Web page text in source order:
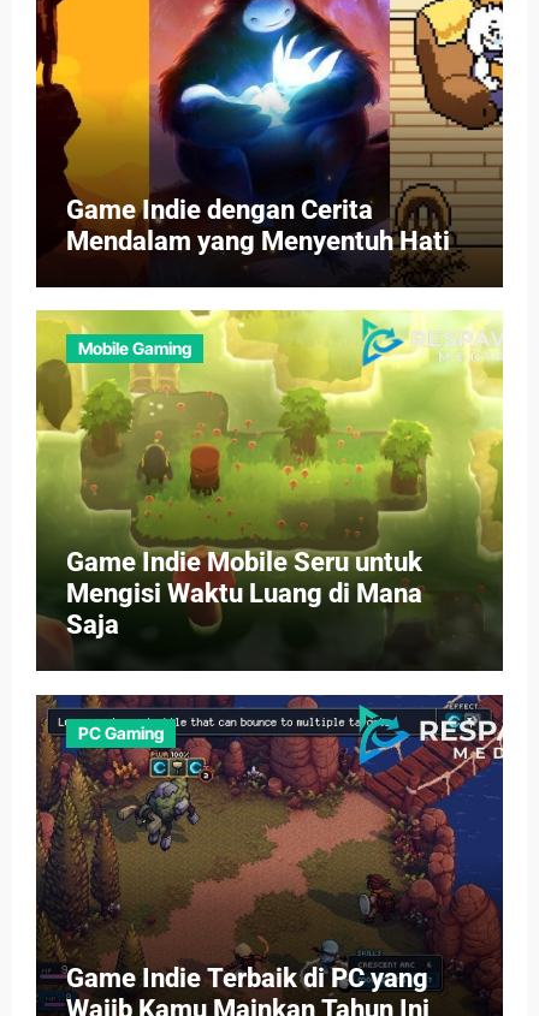
Game Indie dengan Cerita
Mendalam yang Menyentuh Hati
Mobile Gaming
Game Indie Mobile Seru untuk
Mengisi Waktu Luang di Mana
Saja
PC Gaming
Game Indie Terbaik di PC yang
Wajib Kamu Mainkan Tahun Ini